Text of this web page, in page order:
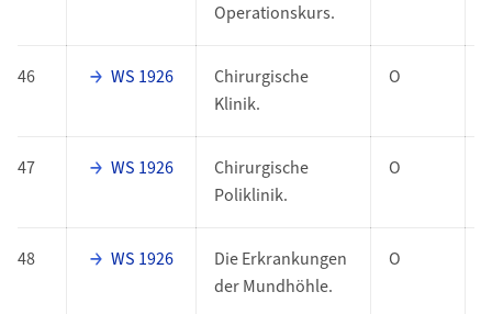
Operationskurs.
46 WS 1926
Chirurgische
Klinik.
O
47 WS 1926
Chirurgische
Poliklinik.
O
48 WS 1926
Die Erkrankungen
der Mundhöhle.
O